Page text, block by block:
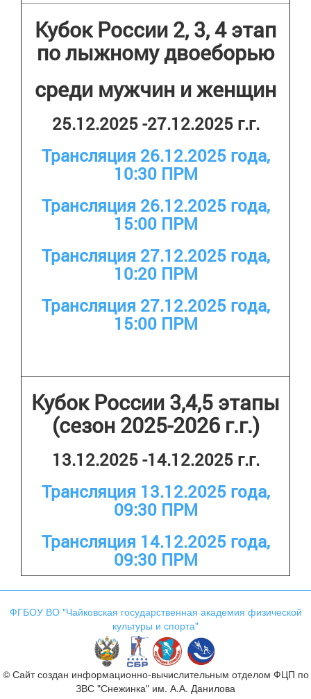
Кубок России 2, 3, 4 этап
по лыжному двоеборью
среди мужчин и женщин
25.12.2025 -27.12.2025 г.г.
Трансляция 26.12.2025 года,
10:30 ПРМ
Трансляция 26.12.2025 года,
15:00 ПРМ
Трансляция 27.12.2025 года,
10:20 ПРМ
Трансляция 27.12.2025 года,
15:00 ПРМ
Кубок России 3,4,5 этапы
(сезон 2025-2026 г.г.)
13.12.2025 -14.12.2025 г.г.
Трансляция 13.12.2025 года,
09:30 ПРМ
Трансляция 14.12.2025 года,
09:30 ПРМ
ФГБОУ ВО "Чайковская государственная академия физической
культуры и спорта"
© Сайт создан информационно-вычислительным отделом ФЦП по
ЗВС "Снежинка" им. А.А. Данилова